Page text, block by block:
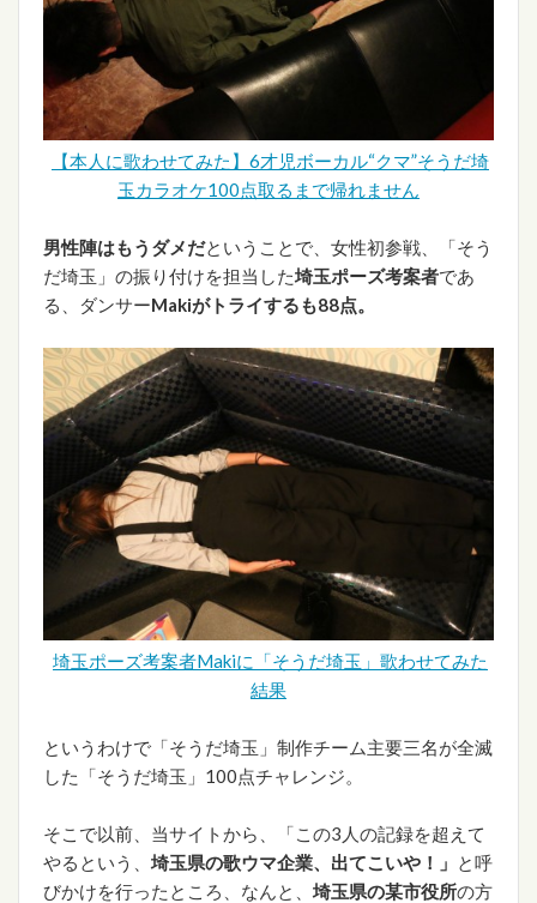
【本人に歌わせてみた】6才児ボーカル“クマ”そうだ埼
玉カラオケ100点取るまで帰れません
男性陣はもうダメだということで、女性初参戦、「そう
だ埼玉」の振り付けを担当した埼玉ポーズ考案者であ
る、ダンサーMakiがトライするも88点。
埼玉ポーズ考案者Makiに「そうだ埼玉」歌わせてみた
結果
というわけで「そうだ埼玉」制作チーム主要三名が全滅
した「そうだ埼玉」100点チャレンジ。
そこで以前、当サイトから、「この3人の記録を超えて
やるという、 埼玉県の歌ウマ企業、出てこいや！」
と呼
びかけを行ったところ、なんと、 埼玉県の某市役所の方